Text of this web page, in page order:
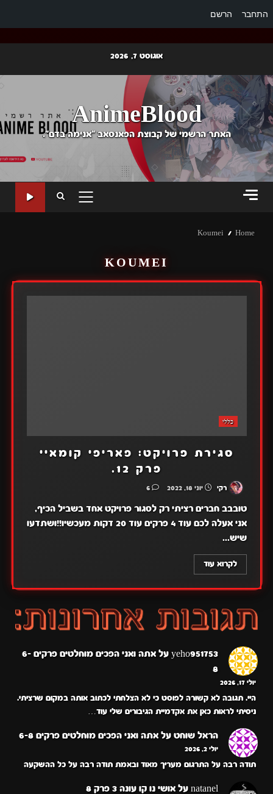
התחבר הרשם
content
אוגוסט 7, 2026
AnimeBlood
האתר הרשמי של קבוצת הפאנסאב "אנימה בדם".
PRIMARY
Home
Koumei
KOUMEI
כללי
סגירת פרויקט: פאריפי קומאיי
פרק 12.
רקי יוני 18, 2022 6
טובבב חברים רציתי רק לסגור פרויקט אחד בשביל הכיף,
אני אעלה לכם עוד 4 פרקים עוד 20 דקות מעכשיו!!ושתדעו
שיש...
לקרוא עוד
yeho951753 על
אתה ואני הפכים מוחלטים פרקים 6-
8
יולי 17, 2026
היי. תגובה לא קשורה לפוסט כי לא הצלחתי לכתוב אותה במקום שרציתי.
ניסיתי לראות כאן את אקדמיית הגיבורים שלי עוד…
הראל שוחט על אתה ואני הפכים מוחלטים פרקים 6-8
יולי 2, 2026
תודה רבה על התרגום מעריך מאוד ובאמת תודה רבה על כל ההשקעה
natanel על אושי נו קו עונה 3 פרק 8